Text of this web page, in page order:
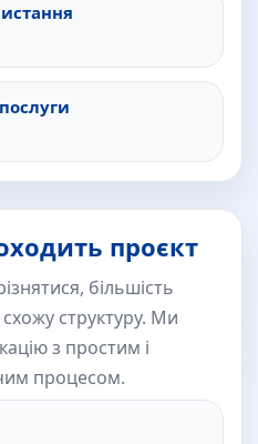
проєкт
більшість
структуру. Ми
з простим і
процесом.